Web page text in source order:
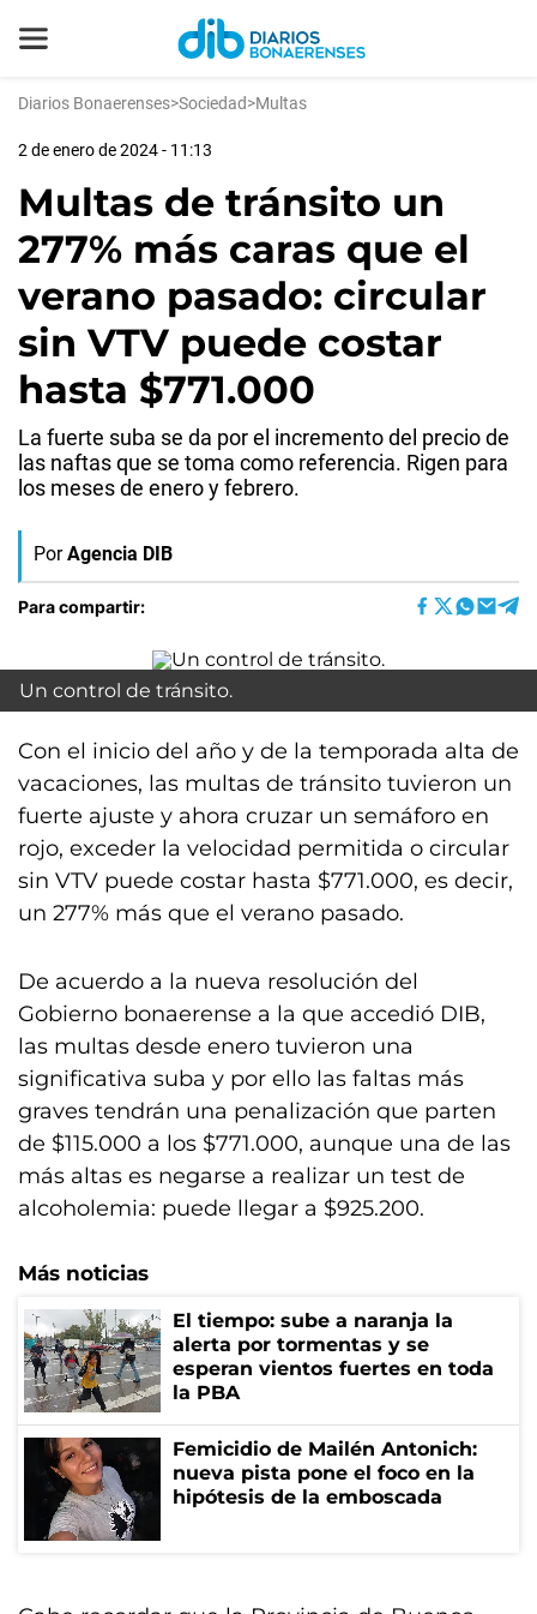
Diarios Bonaerenses>Sociedad>Multas
2 de enero de 2024 - 11:13
Multas de tránsito un
277% más caras que el
verano pasado: circular
sin VTV puede costar
hasta $771.000
La fuerte suba se da por el incremento del precio de
las naftas que se toma como referencia. Rigen para
los meses de enero y febrero.
Por Agencia DIB
Para compartir:
Un control de tránsito.
Con el inicio del año y de la temporada alta de
vacaciones, las multas de tránsito tuvieron un
fuerte ajuste y ahora cruzar un semáforo en
rojo, exceder la velocidad permitida o circular
sin VTV puede costar hasta $771.000, es decir,
un 277% más que el verano pasado.
De acuerdo a la nueva resolución del
Gobierno bonaerense a la que accedió DIB,
las multas desde enero tuvieron una
significativa suba y por ello las faltas más
graves tendrán una penalización que parten
de $115.000 a los $771.000, aunque una de las
más altas es negarse a realizar un test de
alcoholemia: puede llegar a $925.200.
Más noticias
El tiempo: sube a naranja la
alerta por tormentas y se
esperan vientos fuertes en toda
la PBA
Femicidio de Mailén Antonich:
nueva pista pone el foco en la
hipótesis de la emboscada